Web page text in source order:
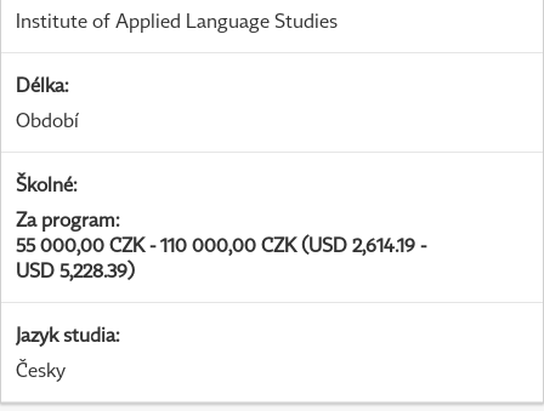
Institute of Applied Language Studies
Délka:
Období
Školné:
Za program:
55 000,00 CZK - 110 000,00 CZK (USD 2,614.19 -
USD 5,228.39)
Jazyk studia:
Česky